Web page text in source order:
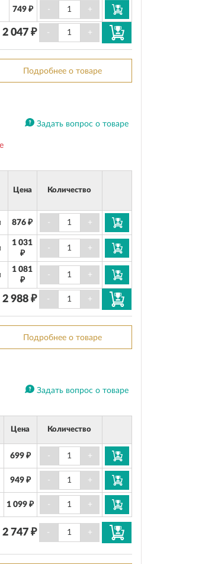
749 ₽ - +
2 047 ₽ - +
Подробнее о товаре
Задать вопрос о товаре
Цена Количество
876 ₽ - +
1 031
₽
- +
1 081
₽
- +
2 988 ₽ - +
Подробнее о товаре
Задать вопрос о товаре
Цена Количество
699 ₽ - +
949 ₽ - +
1 099 ₽ - +
2 747 ₽ - +